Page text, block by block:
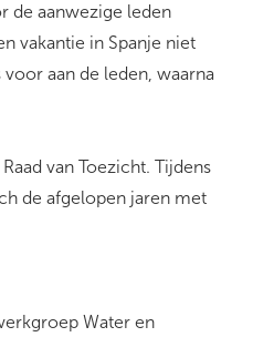
de aanwezige leden
vakantie in Spanje niet
aan de leden, waarna
van Toezicht. Tijdens
de afgelopen jaren met
Water en